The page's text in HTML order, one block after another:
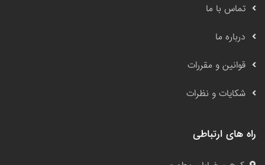
تماس با ما
درباره ما
قوانین و مقررات
شکایات و نظرات
راه های ارتباطی